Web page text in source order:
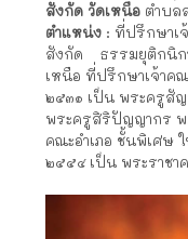
สังกัด วัดเหนือ ตำบล
ตำแหน่ง : ที่ปรึกษาเ
สังกัด ธรรมยุติกนิกา
เหนือ ที่ปรึกษาเจ้าค
๒๕๓๑ เป็น พระครูสัญ
พระครูสิริปัญญากร พ
คณะอำเภอ ชั้นพิเศษ
๒๕๕๔ เป็น พระราช